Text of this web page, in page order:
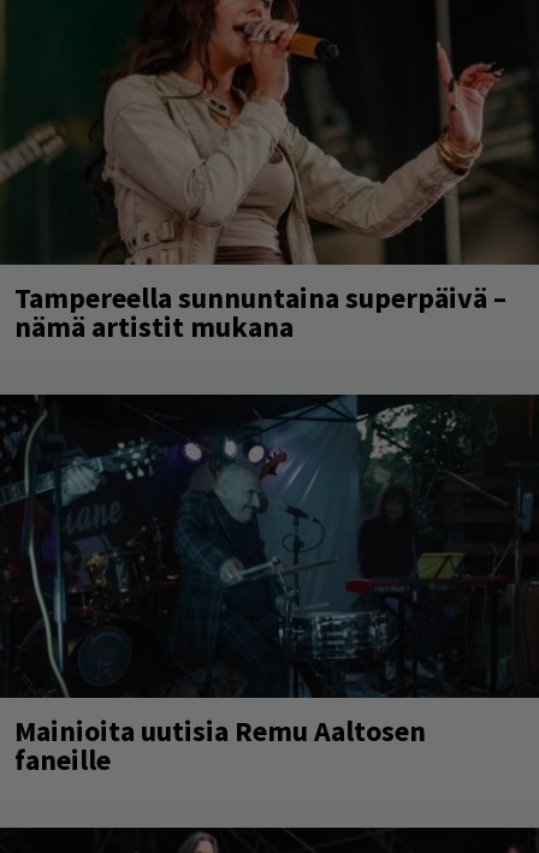
Tampereella sunnuntaina superpäivä –
nämä artistit mukana
Mainioita uutisia Remu Aaltosen
faneille